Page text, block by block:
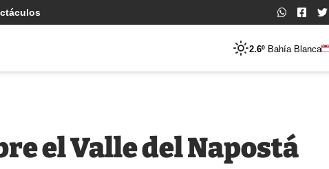
2.6º Bahía Blanca
el Valle del Napostá